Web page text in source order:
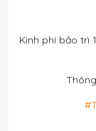
Kinh phí bảo trì